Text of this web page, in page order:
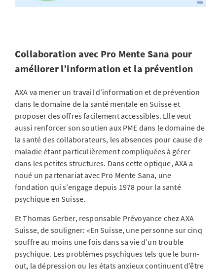
Collaboration avec Pro Mente Sana pour
améliorer l’information et la prévention
AXA va mener un travail d’information et de prévention
dans le domaine de la santé mentale en Suisse et
proposer des offres facilement accessibles. Elle veut
aussi renforcer son soutien aux PME dans le domaine de
la santé des collaborateurs, les absences pour cause de
maladie étant particulièrement compliquées à gérer
dans les petites structures. Dans cette optique, AXA a
noué un partenariat avec Pro Mente Sana, une
fondation qui s’engage depuis 1978 pour la santé
psychique en Suisse.
Et Thomas Gerber, responsable Prévoyance chez AXA
Suisse, de souligner: «En Suisse, une personne sur cinq
souffre au moins une fois dans sa vie d’un trouble
psychique. Les problèmes psychiques tels que le burn-
out, la dépression ou les états anxieux continuent d’être